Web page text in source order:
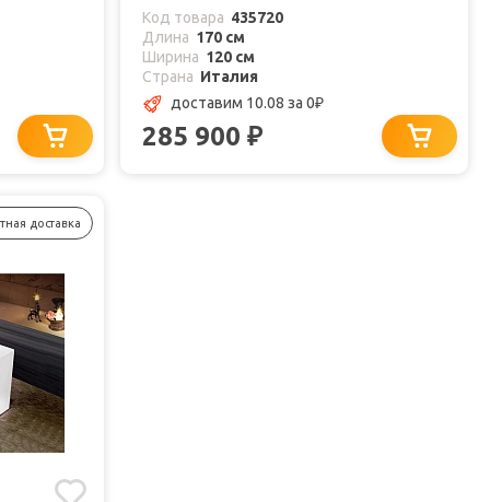
Код товара 435720
Длина 170 см
Ширина 120 см
Страна Италия
доставим 10.08 за 0₽
285 900 ₽
доставка